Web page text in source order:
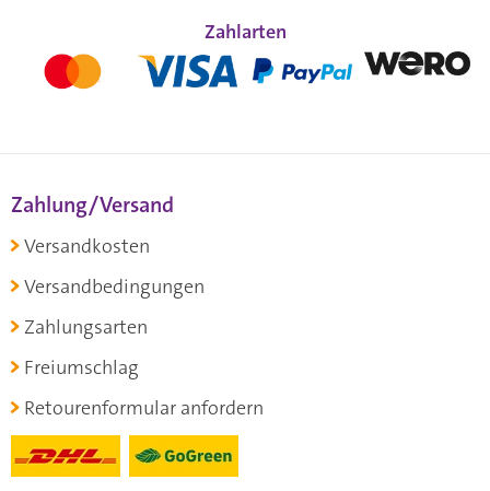
Zahlarten
Zahlung/Versand
Versandkosten
Versandbedingungen
Zahlungsarten
Freiumschlag
Retourenformular anfordern